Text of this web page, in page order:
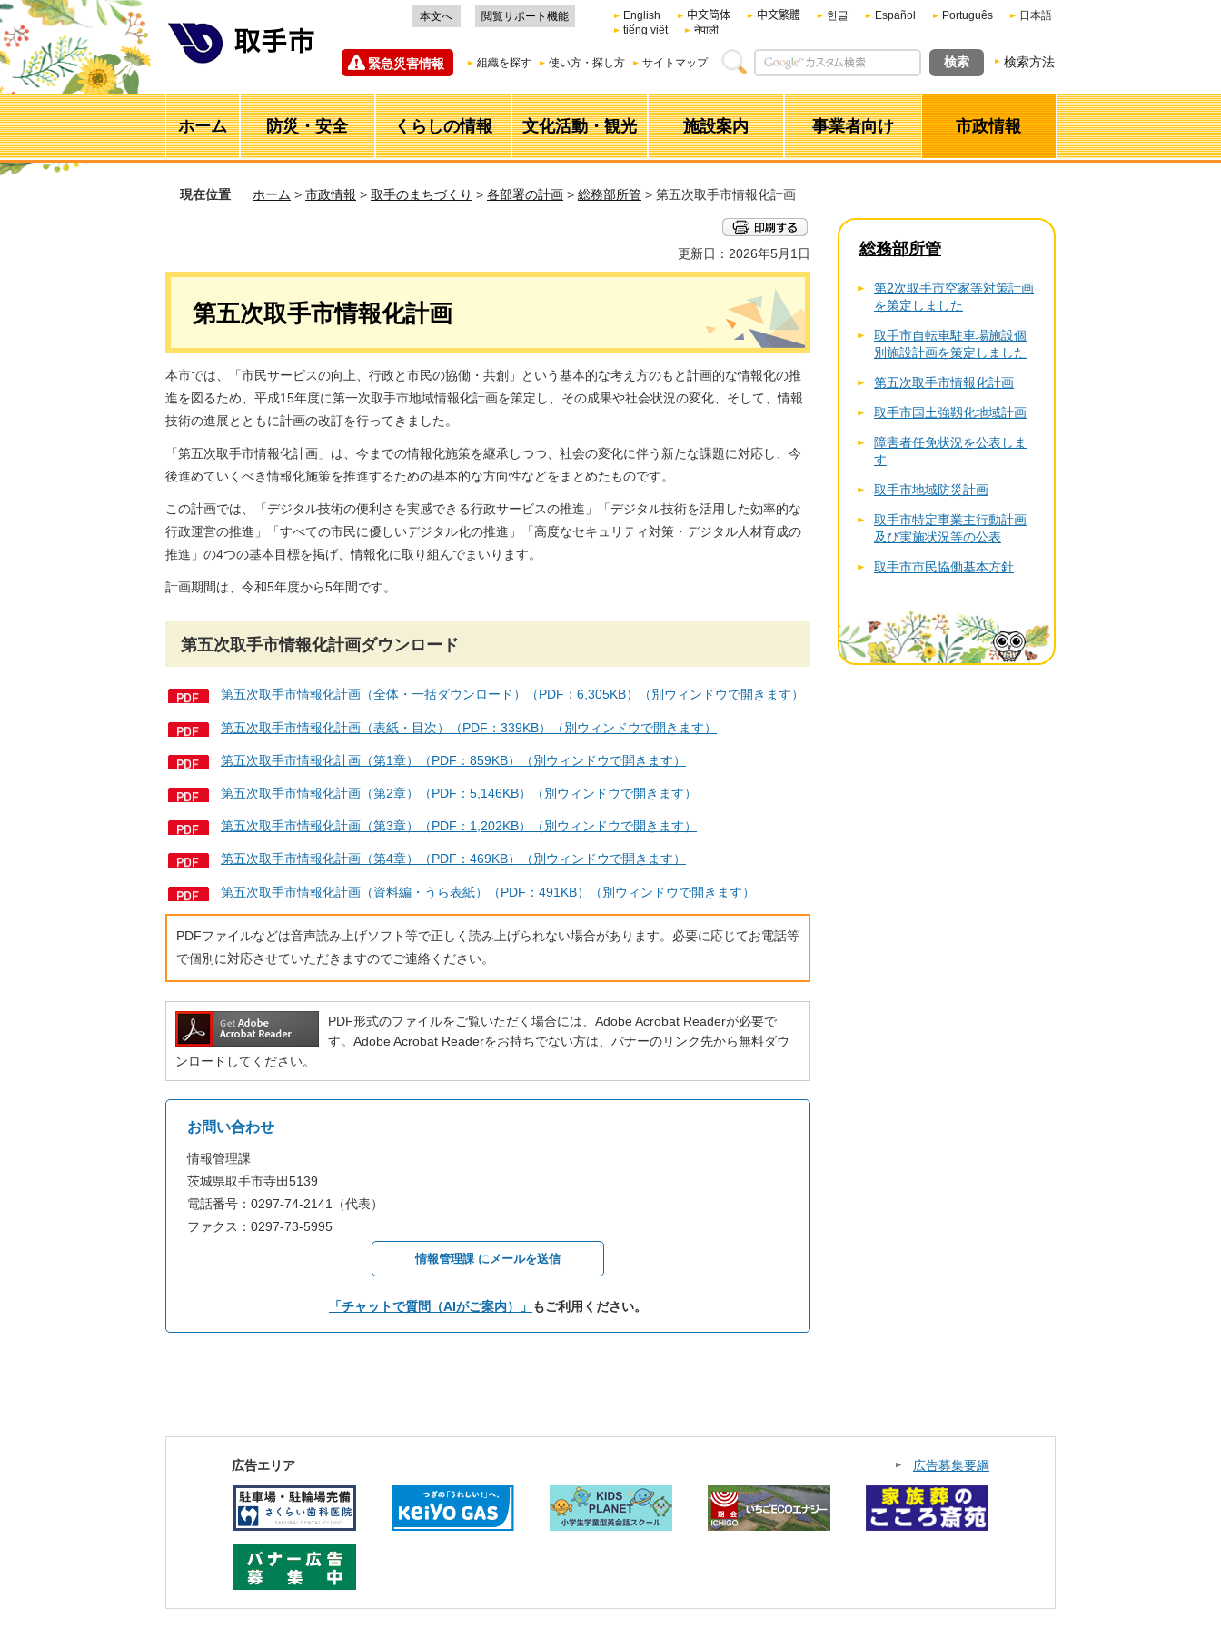
本文へ 閲覧サポート機能 English 中文简体 中文繁體 한글 Español Português
日本語
tiếng việt
नेपाली
緊急災害情報 組織を探す 使い方・探し方 サイトマップ 検索方法
ホーム 防災・安全 くらしの情報 文化活動・観光 施設案内 事業者向け 市政情報
現在位置 ホーム > 市政情報 > 取手のまちづくり > 各部署の計画 > 総務部所管 > 第五次取手市情報化計画
更新日：2026年5月1日
第五次取手市情報化計画
本市では、「市民サービスの向上、行政と市民の協働・共創」という基本的な考え方のもと計画的な情報化の推
進を図るため、平成15年度に第一次取手市地域情報化計画を策定し、その成果や社会状況の変化、そして、情報
技術の進展とともに計画の改訂を行ってきました。
「第五次取手市情報化計画」は、今までの情報化施策を継承しつつ、社会の変化に伴う新たな課題に対応し、今
後進めていくべき情報化施策を推進するための基本的な方向性などをまとめたものです。
この計画では、「デジタル技術の便利さを実感できる行政サービスの推進」「デジタル技術を活用した効率的な
行政運営の推進」「すべての市民に優しいデジタル化の推進」「高度なセキュリティ対策・デジタル人材育成の
推進」の4つの基本目標を掲げ、情報化に取り組んでまいります。
計画期間は、令和5年度から5年間です。
第五次取手市情報化計画ダウンロード
第五次取手市情報化計画（全体・一括ダウンロード）（PDF：6,305KB）（別ウィンドウで開きます）
第五次取手市情報化計画（表紙・目次）（PDF：339KB）（別ウィンドウで開きます）
第五次取手市情報化計画（第1章）（PDF：859KB）（別ウィンドウで開きます）
第五次取手市情報化計画（第2章）（PDF：5,146KB）（別ウィンドウで開きます）
第五次取手市情報化計画（第3章）（PDF：1,202KB）（別ウィンドウで開きます）
第五次取手市情報化計画（第4章）（PDF：469KB）（別ウィンドウで開きます）
第五次取手市情報化計画（資料編・うら表紙）（PDF：491KB）（別ウィンドウで開きます）
PDFファイルなどは音声読み上げソフト等で正しく読み上げられない場合があります。必要に応じてお電話等
で個別に対応させていただきますのでご連絡ください。
PDF形式のファイルをご覧いただく場合には、Adobe Acrobat Readerが必要で
す。Adobe Acrobat Readerをお持ちでない方は、バナーのリンク先から無料ダウ
ンロードしてください。
お問い合わせ
情報管理課
茨城県取手市寺田5139
電話番号：0297-74-2141（代表）
ファクス：0297-73-5995
情報管理課 にメールを送信
「チャットで質問（AIがご案内）」 もご利用ください。
総務部所管
第2次取手市空家等対策計画
を策定しました
取手市自転車駐車場施設個
別施設計画を策定しました
第五次取手市情報化計画
取手市国土強靱化地域計画
障害者任免状況を公表しま
す
取手市地域防災計画
取手市特定事業主行動計画
及び実施状況等の公表
取手市市民協働基本方針
広告エリア 広告募集要綱